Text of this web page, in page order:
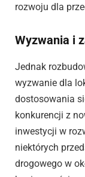
rozwoju dla
Wyzwania i
Jednak
wyzwanie dla
dostosowania
konkurencji z
inwestycji w
niektórych
drogowego w